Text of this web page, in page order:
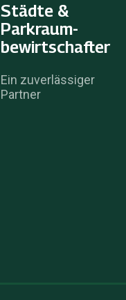
Städte &
Parkraum­
bewirtschafter
Ein zuverlässiger
Partner